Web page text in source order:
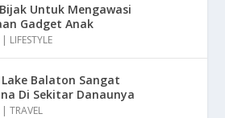
Untuk Mengawasi
Gadget Anak
| LIFESTYLE
Balaton Sangat
Di Sekitar Danaunya
|TRAVEL